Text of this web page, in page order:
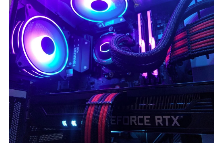
для
покупки
в
2021
году.